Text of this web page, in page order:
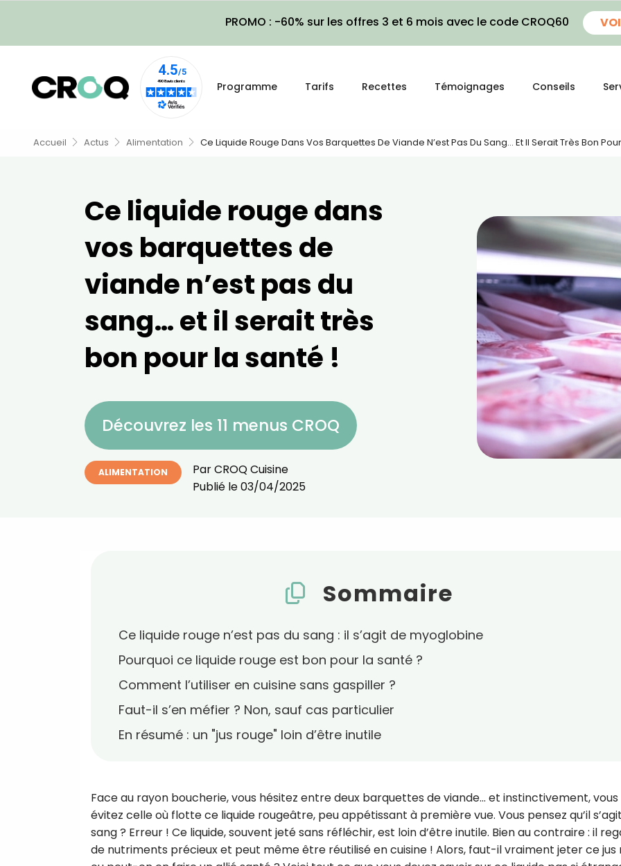
PROMO : -60% sur les offres 3 et 6 mois avec le code CROQ60
Programme Tarifs Recettes Témoignages Conseils
Accueil Actus Alimentation Ce Liquide Rouge Dans Vos Barquettes De Viande N’est Pas Du Sang… Et Il Serait Très Bon
Ce liquide rouge dans
vos barquettes de
viande n’est pas du
sang… et il serait très
bon pour la santé !
Découvrez les 11 menus CROQ
ALIMENTATION ParCROQ Cuisine
Publié le03/04/2025
Sommaire
Ce liquide rouge n’est pas du sang : il s’agit de myoglobine
Pourquoi ce liquide rouge est bon pour la santé ?
Comment l’utiliser en cuisine sans gaspiller ?
Faut-il s’en méfier ? Non, sauf cas particulier
En résumé : un "jus rouge" loin d’être inutile
Face au rayon boucherie, vous hésitez entre deux barquettes de viande… et instinctivement, vous
évitez celle où flotte ce liquide rougeâtre, peu appétissant à première vue. Vous pensez qu’il
sang ? Erreur ! Ce liquide, souvent jeté sans réfléchir, est loin d’être inutile. Bien au contraire : il
de nutriments précieux et peut même être réutilisé en cuisine ! Alors, faut-il vraiment jeter ce jus